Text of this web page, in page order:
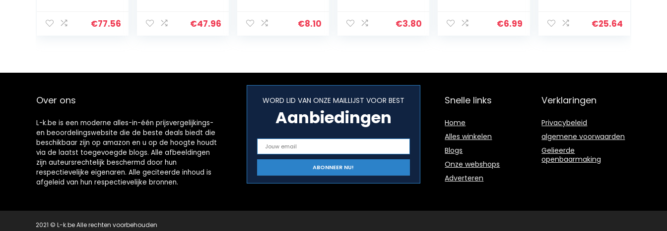
Embleem
€77.56
Badge + 118mm
€47.96
Band Pen –
Type…
€8.10
auto’s Miracle
€3.80
auto, motorfiets,
€6.99
rubber,
€25.64
Over ons
L-k.be is een moderne alles-in-één prijsvergelijkings-
en beoordelingswebsite die de beste deals biedt die
beschikbaar zijn op amazon en u op de hoogte houdt
via de laatst toegevoegde blogs. Alle afbeeldingen
zijn auteursrechtelijk beschermd door hun
respectievelijke eigenaren. Alle geciteerde inhoud is
afgeleid van hun respectievelijke bronnen.
WORD LID VAN ONZE MAILLIJST VOOR BEST
Aanbiedingen
Snelle links
Home
Alles winkelen
Blogs
Onze webshops
Adverteren
Verklaringen
Privacybeleid
algemene voorwaarden
Gelieerde
openbaarmaking
2021 © L-k.be Alle rechten voorbehouden